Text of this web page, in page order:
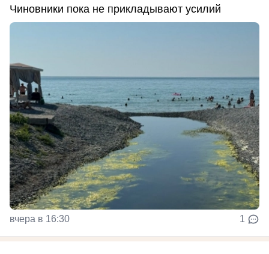
Чиновники пока не прикладывают усилий
вчера в 16:30 1